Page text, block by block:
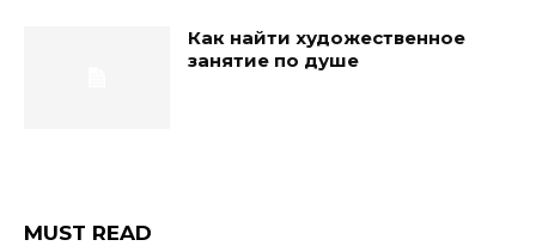
Как найти художественное
занятие по душе
MUST READ